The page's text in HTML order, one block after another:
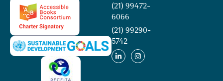
(21) 99472-
6066
(21) 99290-
5742​